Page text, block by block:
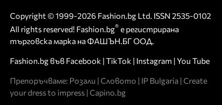
Copyright © 1999-2026 Fashion.bg Ltd. ISSN 2535-0102
All rights reserved! Fashion.bg® е регистрирана
търговска марка на ФАШЪН.БГ ООД.
Fashion.bg във Facebook | TikTok | Instagram | You Tube
Препоръчваме: Розали | Словото | IP Bulgaria | Create
your dress to impress | Capino.bg